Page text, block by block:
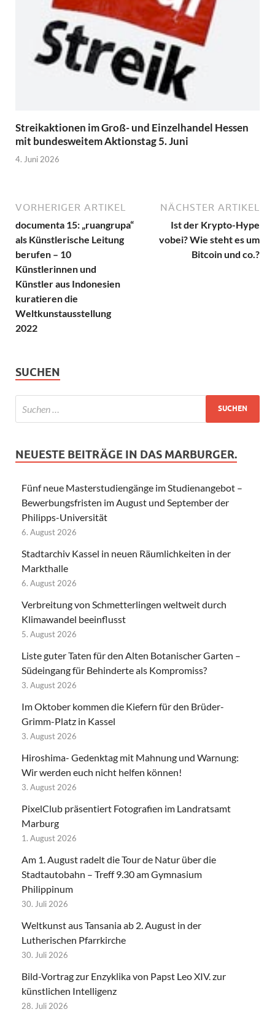
Streikaktionen im Groß- und Einzelhandel Hessen
mit bundesweitem Aktionstag 5. Juni
4. Juni 2026
VORHERIGER ARTIKEL
documenta 15: „ruangrupa“
als Künstlerische Leitung
berufen – 10
Künstlerinnen und
Künstler aus Indonesien
kuratieren die
Weltkunstausstellung
2022
NÄCHSTER ARTIKEL
Ist der Krypto-Hype
vobei? Wie steht es um
Bitcoin und co.?
SUCHEN
NEUESTE BEITRÄGE IN DAS MARBURGER.
Fünf neue Masterstudiengänge im Studienangebot –
Bewerbungsfristen im August und September der
Philipps-Universität
6. August 2026
Stadtarchiv Kassel in neuen Räumlichkeiten in der
Markthalle
6. August 2026
Verbreitung von Schmetterlingen weltweit durch
Klimawandel beeinflusst
5. August 2026
Liste guter Taten für den Alten Botanischer Garten –
Südeingang für Behinderte als Kompromiss?
3. August 2026
Im Oktober kommen die Kiefern für den Brüder-
Grimm-Platz in Kassel
3. August 2026
Hiroshima- Gedenktag mit Mahnung und Warnung:
Wir werden euch nicht helfen können!
3. August 2026
PixelClub präsentiert Fotografien im Landratsamt
Marburg
1. August 2026
Am 1. August radelt die Tour de Natur über die
Stadtautobahn – Treff 9.30 am Gymnasium
Philippinum
30. Juli 2026
Weltkunst aus Tansania ab 2. August in der
Lutherischen Pfarrkirche
30. Juli 2026
Bild-Vortrag zur Enzyklika von Papst Leo XIV. zur
künstlichen Intelligenz
28. Juli 2026